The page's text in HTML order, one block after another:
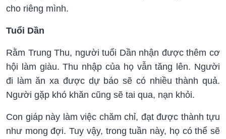
cho riêng mình.
Tuổi Dần
Rằm Trung Thu, người tuổi Dần nhận được thêm cơ
hội làm giàu. Thu nhập của họ vẫn tăng lên. Người
đi làm ăn xa được dự báo sẽ có nhiều thành quả.
Người gặp khó khăn cũng sẽ tai qua, nạn khỏi.
Con giáp này làm việc chăm chỉ, đạt được thành tựu
như mong đợi. Tuy vậy, trong tuần này, họ có thể sẽ